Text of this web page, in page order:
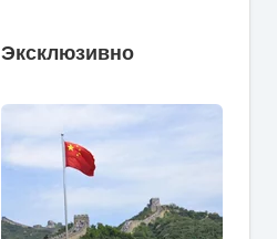
Эксклюзивно